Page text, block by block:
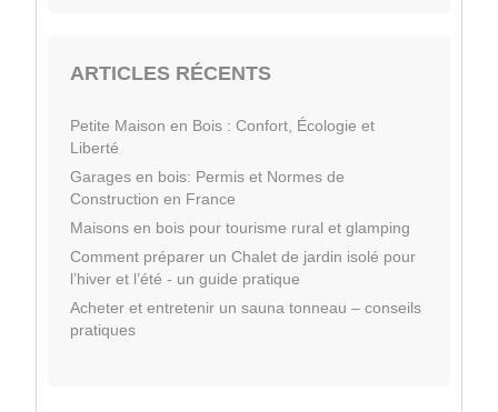
ARTICLES RÉCENTS
Petite Maison en Bois : Confort, Écologie et
Liberté
Garages en bois: Permis et Normes de
Construction en France
Maisons en bois pour tourisme rural et glamping
Comment préparer un Chalet de jardin isolé pour
l’hiver et l’été - un guide pratique
Acheter et entretenir un sauna tonneau – conseils
pratiques